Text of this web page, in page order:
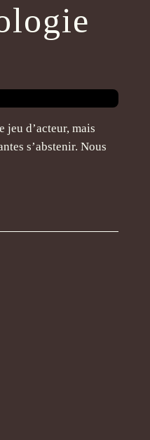
jeu d’acteur, mais
s’abstenir. Nous